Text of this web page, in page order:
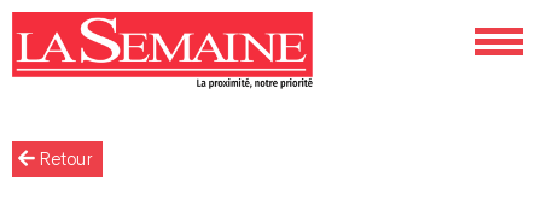
Retour